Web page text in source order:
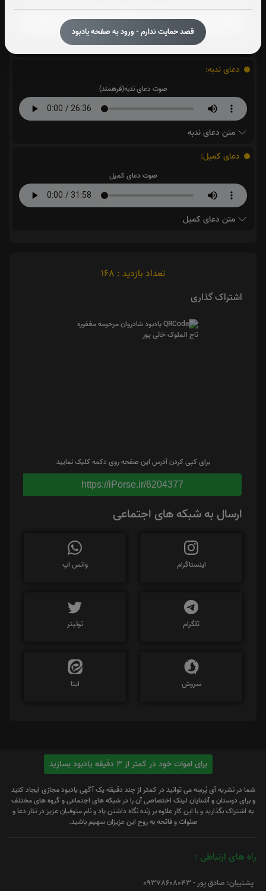
قصد حمایت ندارم - ورود به صفحه یادبود
متن دعای توسل
دعای ندبه:
صوت دعای ندبه(فرهمند)
متن دعای ندبه
دعای کمیل:
صوت دعای کمیل
متن دعای کمیل
تعداد بازدید : 168
اشتراک گذاری
برای کپی کردن آدرس این صفحه روی دکمه کلیک نمایید
https://iPorse.ir/6204377
ارسال به شبکه های اجتماعی
اینستاگرام واتس اپ
تلگرام توئیتر
سروش ایتا
برای اموات خود در کمتر از 3 دقیقه یادبود بسازید
شما در نشریه آی پُرسِه می توانید در کمتر از چند دقیقه یک آگهی یادبود مجازی ایجاد کنید
و برای دوستان و آشنایان لینک اختصاصی آن را در شبکه های اجتماعی و گروه های مختلف
به اشتراک بگذارید و با این کار علاوه بر زنده نگاه داشتن یاد و نام متوفیان عزیز در نثار دعا و
صلوات و فاتحه به روح این عزیزان سهیم باشید.
راه های ارتباطی :
پشتیبان: صادق پور - 09378608043